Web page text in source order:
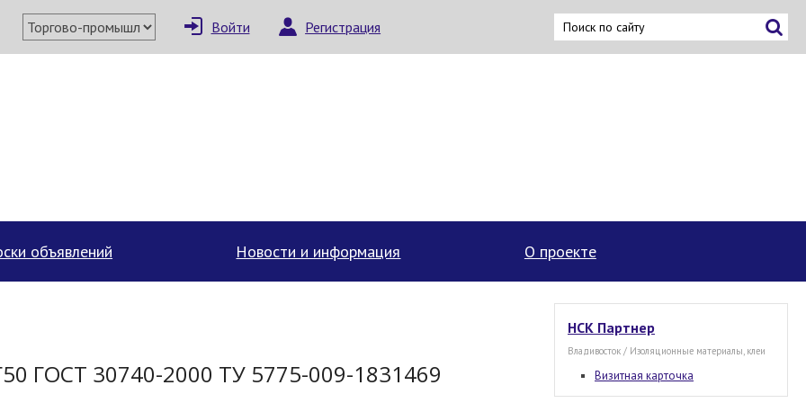
Войти Регистрация
объявлений Новости и информация О проекте
ГОСТ 30740-2000 ТУ 5775-009-1831469
Написать поставщику
Отмена Отправить сообщение
НСК Партнер
Владивосток / Изоляционные материалы, клеи
Визитная карточка